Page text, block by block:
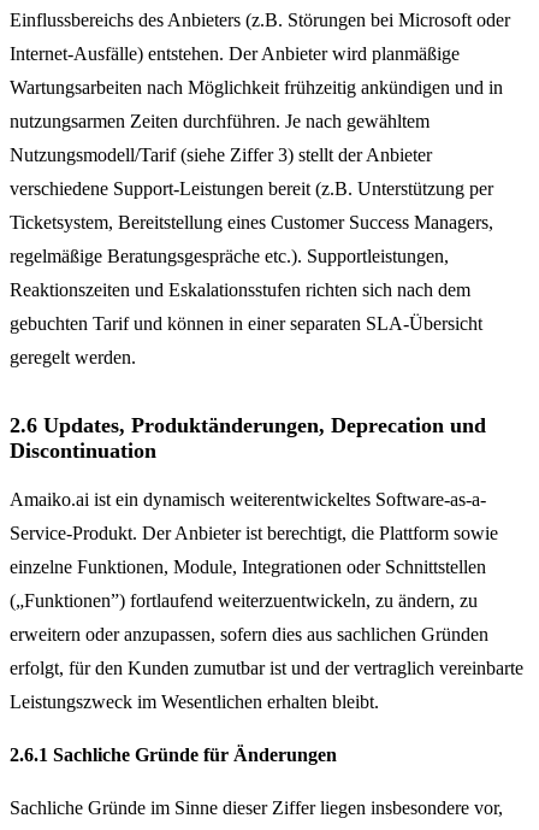
Einflussbereichs des Anbieters (z.B. Störungen bei Microsoft oder
Internet-Ausfälle) entstehen. Der Anbieter wird planmäßige
Wartungsarbeiten nach Möglichkeit frühzeitig ankündigen und in
nutzungsarmen Zeiten durchführen. Je nach gewähltem
Nutzungsmodell/Tarif (siehe Ziffer 3) stellt der Anbieter
verschiedene Support-Leistungen bereit (z.B. Unterstützung per
Ticketsystem, Bereitstellung eines Customer Success Managers,
regelmäßige Beratungsgespräche etc.). Supportleistungen,
Reaktionszeiten und Eskalationsstufen richten sich nach dem
gebuchten Tarif und können in einer separaten SLA-Übersicht
geregelt werden.
2.6 Updates, Produktänderungen, Deprecation und
Discontinuation
Amaiko.ai ist ein dynamisch weiterentwickeltes Software-as-a-
Service-Produkt. Der Anbieter ist berechtigt, die Plattform sowie
einzelne Funktionen, Module, Integrationen oder Schnittstellen
(„Funktionen”) fortlaufend weiterzuentwickeln, zu ändern, zu
erweitern oder anzupassen, sofern dies aus sachlichen Gründen
erfolgt, für den Kunden zumutbar ist und der vertraglich vereinbarte
Leistungszweck im Wesentlichen erhalten bleibt.
2.6.1 Sachliche Gründe für Änderungen
Sachliche Gründe im Sinne dieser Ziffer liegen insbesondere vor,